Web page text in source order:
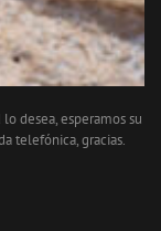
desea, esperamos su
telefónica, gracias.